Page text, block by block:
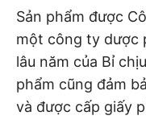
Sản phẩm được
một công ty dược
lâu năm của Bỉ
phẩm cũng đảm
và được cấp giấy